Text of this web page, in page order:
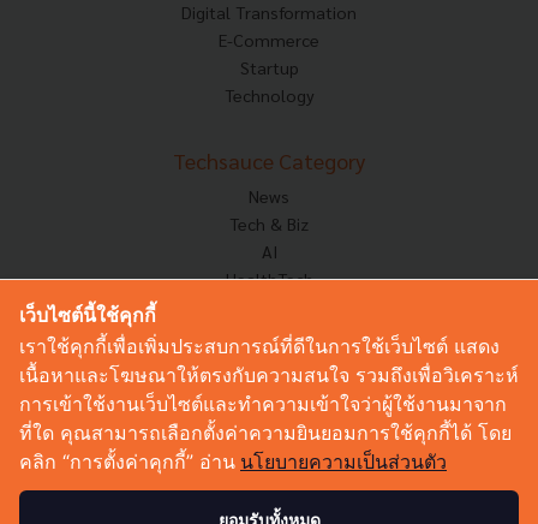
Digital Transformation
E-Commerce
Startup
Technology
Techsauce Category
News
Tech & Biz
AI
HealthTech
Corp Innov
Saucy Thoughts
Sustainable
Videos
Podcast
เว็บไซต์นี้ใช้คุกกี้
เราใช้คุกกี้เพื่อเพิ่มประสบการณ์ที่ดีในการใช้เว็บไซต์ แสดง
เนื้อหาและโฆษณาให้ตรงกับความสนใจ รวมถึงเพื่อวิเคราะห์
การเข้าใช้งานเว็บไซต์และทำความเข้าใจว่าผู้ใช้งานมาจาก
ที่ใด คุณสามารถเลือกตั้งค่าความยินยอมการใช้คุกกี้ได้ โดย
คลิก “การตั้งค่าคุกกี้” อ่าน นโยบายความเป็นส่วนตัว
ยอมรับทั้งหมด